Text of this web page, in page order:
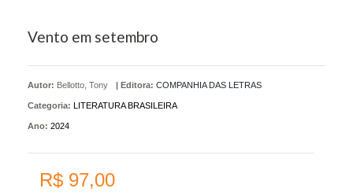
Vento em setembro
Autor: Bellotto, Tony | Editora: COMPANHIA DAS LETRAS
Categoria: LITERATURA BRASILEIRA
Ano: 2024
R$ 97,00